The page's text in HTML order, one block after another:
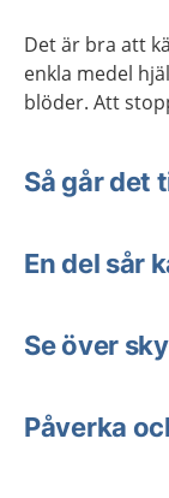
Det är bra att
enkla medel
blöder. Att
Så går det
En del sår
Se över
Påverka